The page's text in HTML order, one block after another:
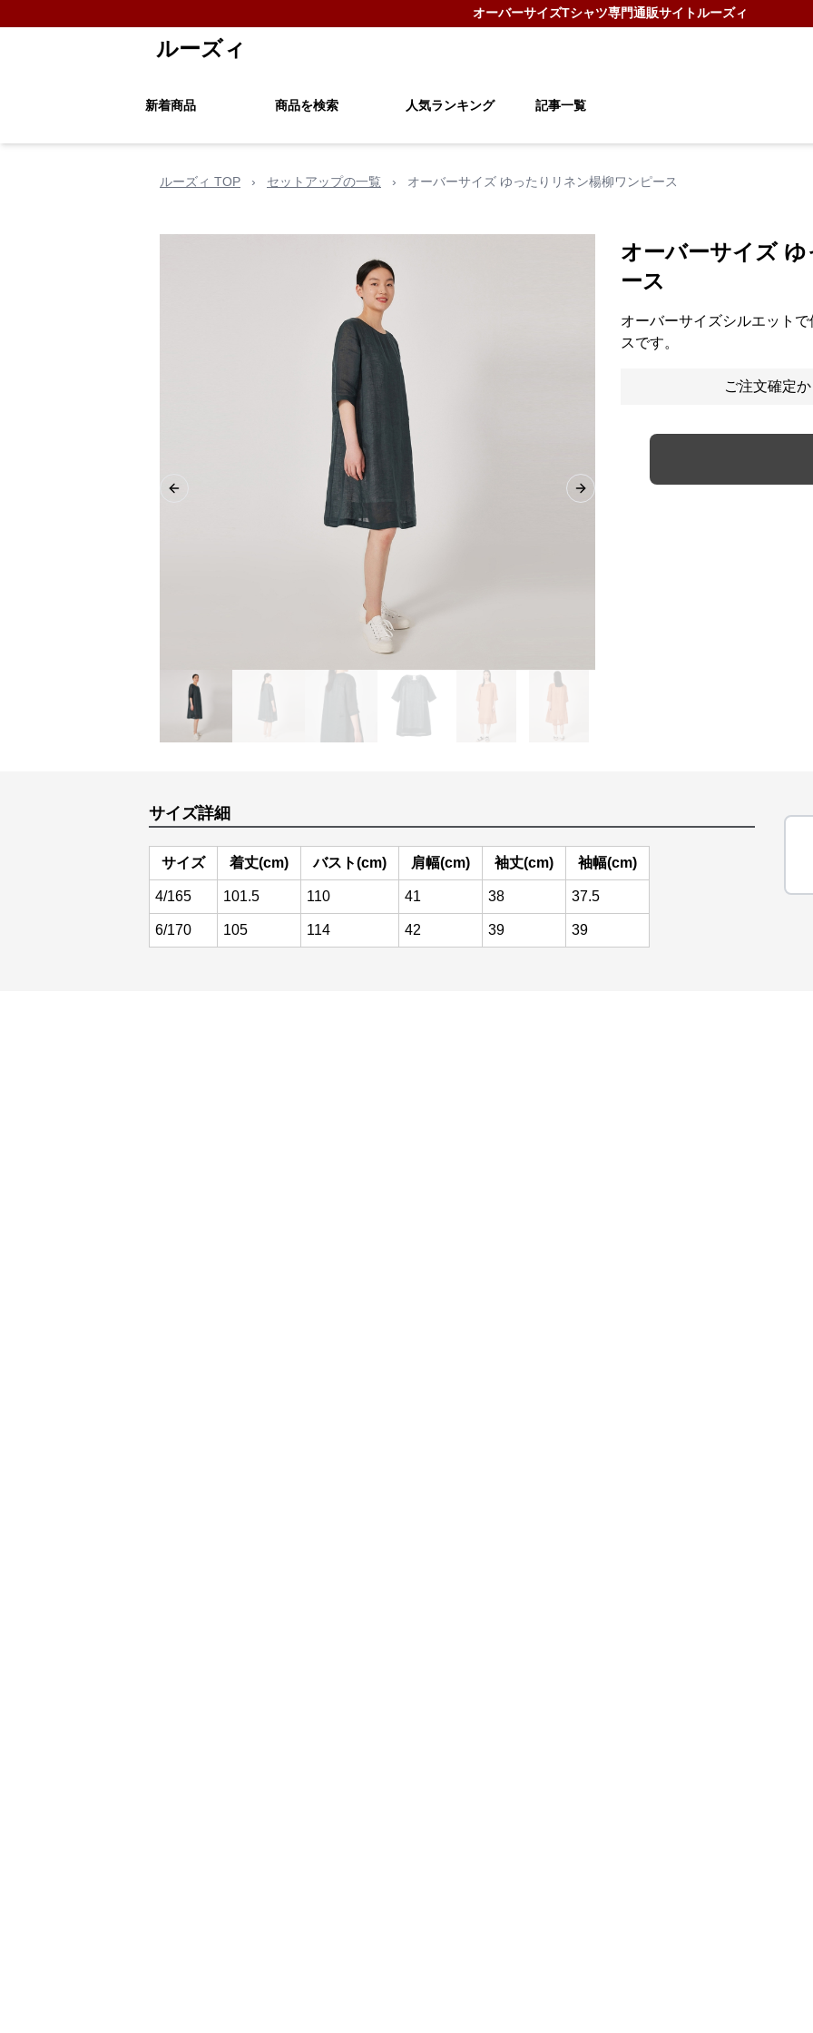
オーバーサイズTシャツ専門通販サイトルーズィ
ルーズィ
新着商品 商品を検索 人気ランキング 記事一覧
ルーズィ TOP › セットアップの一覧 › オーバーサイズ ゆったりリネン楊柳ワンピース
Previous slide Next slide
オーバーサイズ
ース
オーバーサイズシルエット
スです。
ご注文確定
サイズ詳細
サイズ 着丈(cm) バスト(cm) 肩幅(cm) 袖丈(cm) 袖幅(cm)
4/165 101.5 110 41 38 37.5
6/170 105 114 42 39 39